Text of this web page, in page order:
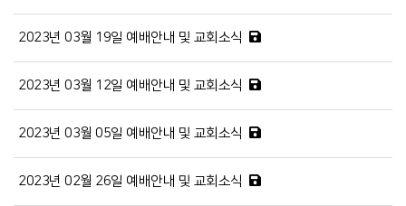
2023년 03월 19일 예배안내 및 교회소식
2023년 03월 12일 예배안내 및 교회소식
2023년 03월 05일 예배안내 및 교회소식
2023년 02월 26일 예배안내 및 교회소식